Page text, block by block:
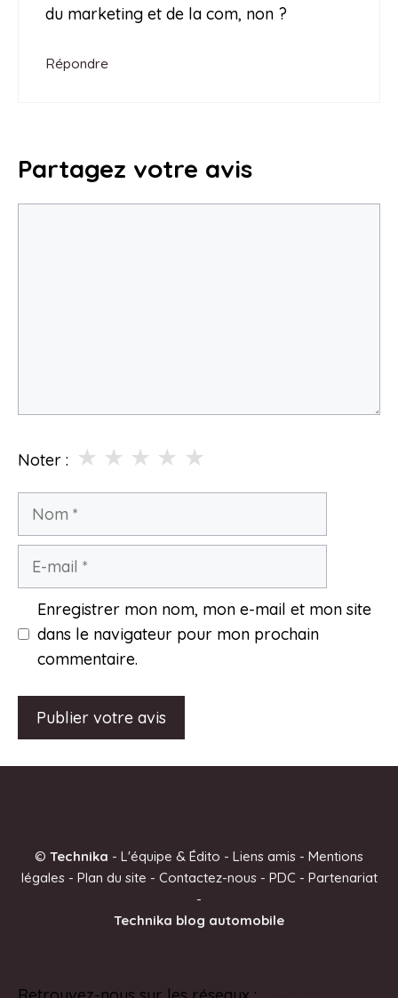
du marketing et de la com, non ?
Répondre
Partagez votre avis
Noter : ★
★
★
★
★
Nom
Enregistrer mon nom, mon e-mail et mon site
dans le navigateur pour mon prochain
commentaire.
n
v
© Technika - L'équipe & Édito - Liens amis - Mentions
légales- Plan du site - Contactez-nous- PDC - Partenariat
-
Technika blog automobile